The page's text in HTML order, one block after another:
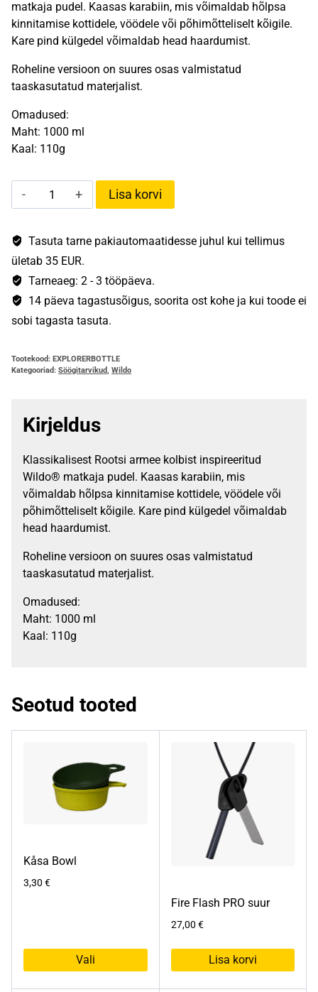
matkaja pudel. Kaasas karabiin, mis võimaldab hõlpsa
kinnitamise kottidele, vöödele või põhimõtteliselt kõigile.
Kare pind külgedel võimaldab head haardumist.
Roheline versioon on suures osas valmistatud
taaskasutatud materjalist.
Omadused:
Maht: 1000 ml
Kaal: 110g
Explorer
bottle
kogus
Lisa korvi
Tasuta tarne pakiautomaatidesse juhul kui tellimus
ületab 35 EUR.
Tarneaeg: 2 - 3 tööpäeva.
14 päeva tagastusõigus, soorita ost kohe ja kui toode ei
sobi tagasta tasuta.
Tootekood: EXPLORERBOTTLE
Kategooriad: Söögitarvikud, Wildo
Kirjeldus
Klassikalisest Rootsi armee kolbist inspireeritud
Wildo® matkaja pudel. Kaasas karabiin, mis
võimaldab hõlpsa kinnitamise kottidele, vöödele või
põhimõtteliselt kõigile. Kare pind külgedel võimaldab
head haardumist.
Roheline versioon on suures osas valmistatud
taaskasutatud materjalist.
Omadused:
Maht: 1000 ml
Kaal: 110g
Seotud tooted
Kåsa Bowl
3,30 €
Vali
Fire Flash PRO suur
27,00 €
Lisa korvi